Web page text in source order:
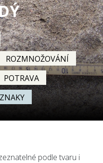
ROZMNOŽOVÁNÍ
POTRAVA
podle tvaru i